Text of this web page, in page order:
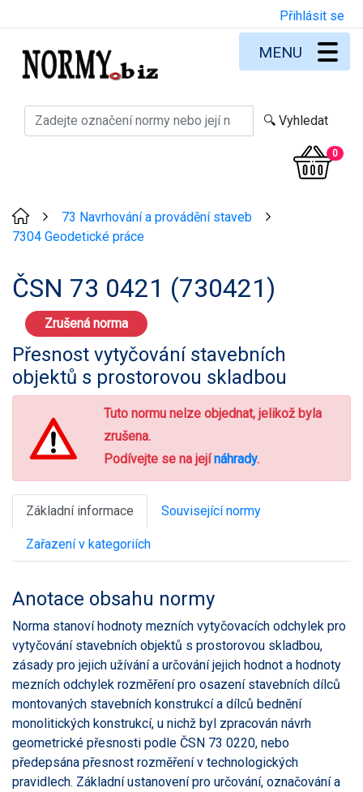
Přihlásit se
0
MENU
73 Navrhování a provádění staveb
7304 Geodetické práce
ČSN 73 0421 (730421)
Zrušená norma
Přesnost vytyčování stavebních
objektů s prostorovou skladbou
Tuto normu nelze objednat, jelikož byla
zrušena.
Podívejte se na jejínáhrady.
Základní informace Související normy
Zařazení v kategoriích
Anotace obsahu normy
Norma stanoví hodnoty mezních vytyčovacích odchylek pro
vytyčování stavebních objektů s prostorovou skladbou,
zásady pro jejich užívání a určování jejich hodnot a hodnoty
mezních odchylek rozměření pro osazení stavebních dílců
montovaných stavebních konstrukcí a dílců bednění
monolitických konstrukcí, u nichž byl zpracován návrh
geometrické přesnosti podle ČSN 73 0220, nebo
předepsána přesnost rozměření v technologických
pravidlech. Základní ustanovení pro určování, označování a